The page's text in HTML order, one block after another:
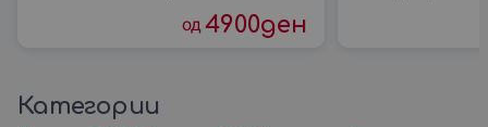
од 4900ден
Категории